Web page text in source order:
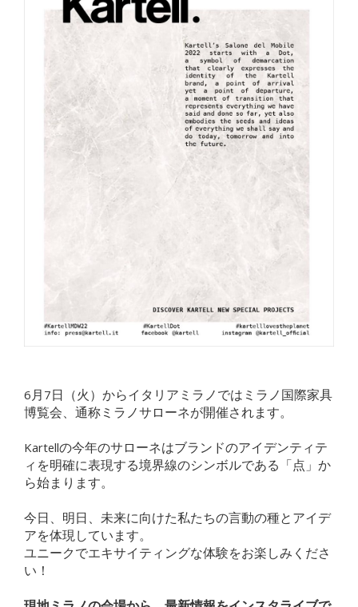
6月7日（火）からイタリアミラノではミラノ国際家具
博覧会、通称ミラノサローネが開催されます。
Kartellの今年のサローネはブランドのアイデンティテ
ィを明確に表現する境界線のシンボルである「点」か
ら始まります。
今日、明日、未来に向けた私たちの言動の種とアイデ
アを体現しています。
ユニークでエキサイティングな体験をお楽しみくださ
い！